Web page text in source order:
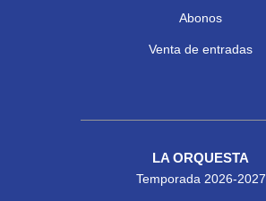
Abonos
Venta de entradas
LA ORQUESTA
Temporada 2026-2027